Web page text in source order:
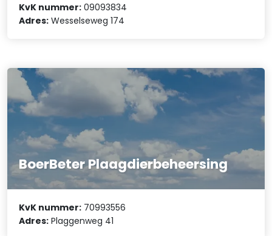
KvK nummer: 09093834
Adres: Wesselseweg 174
BoerBeter Plaagdierbeheersing
KvK nummer: 70993556
Adres: Plaggenweg 41